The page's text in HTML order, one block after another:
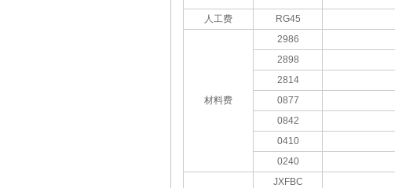
人工费 RG45
材料费
2986
2898
2814
0877
0842
0410
0240
JXFBC